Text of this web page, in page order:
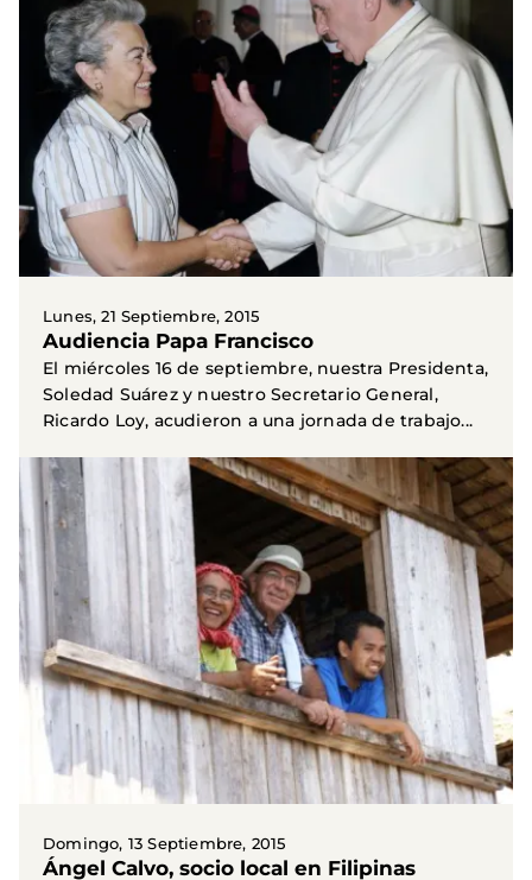
Lunes, 21 Septiembre, 2015
Audiencia Papa Francisco
El miércoles 16 de septiembre, nuestra Presidenta,
Soledad Suárez y nuestro Secretario General,
Ricardo Loy, acudieron a una jornada de trabajo...
Domingo, 13 Septiembre, 2015
Ángel Calvo, socio local en Filipinas